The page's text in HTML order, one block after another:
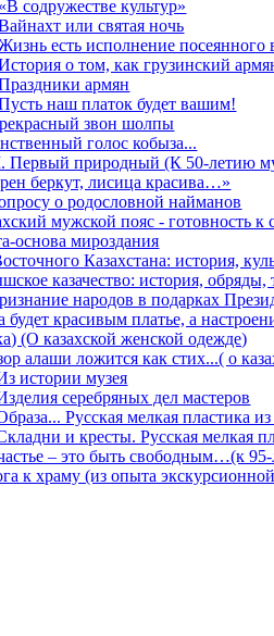
содружестве культур»
или святая ночь
есть исполнение посеянного
о том, как грузинский
армян
наш платок будет вашим!
звон шолпы
голос кобыза...
Первый природный (К 50-летию
беркут, лисица красива…»
о родословной найманов
мужской пояс - готовность
мироздания
Казахстана: история,
казачество: история, обряды,
народов в подарках
красивым платье, а
(О казахской женской одежде)
алаши ложится как стих...( о
истории музея
серебряных дел мастеров
Русская мелкая пластика
и кресты. Русская мелкая
– это быть свободным…(к
к храму (из опыта